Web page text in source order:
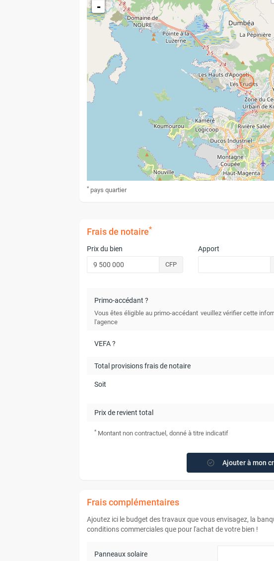
-
* pays quartier
Frais de notaire*
Prix du bien
CFP
Apport
Primo-accédant ?
Vous êtes éligible au primo-accédant veuillez vérifier cette
l'agence
VEFA ?
Total provisions frais de notaire
Soit
Prix de revient total
* Montant non contractuel, donné à titre indicatif
Ajouter à mon
Frais complémentaires
Ajoutez ici le budget des travaux que vous envisagez, la
conditions commerciales que pour l'achat de votre bien !
Panneaux solaire